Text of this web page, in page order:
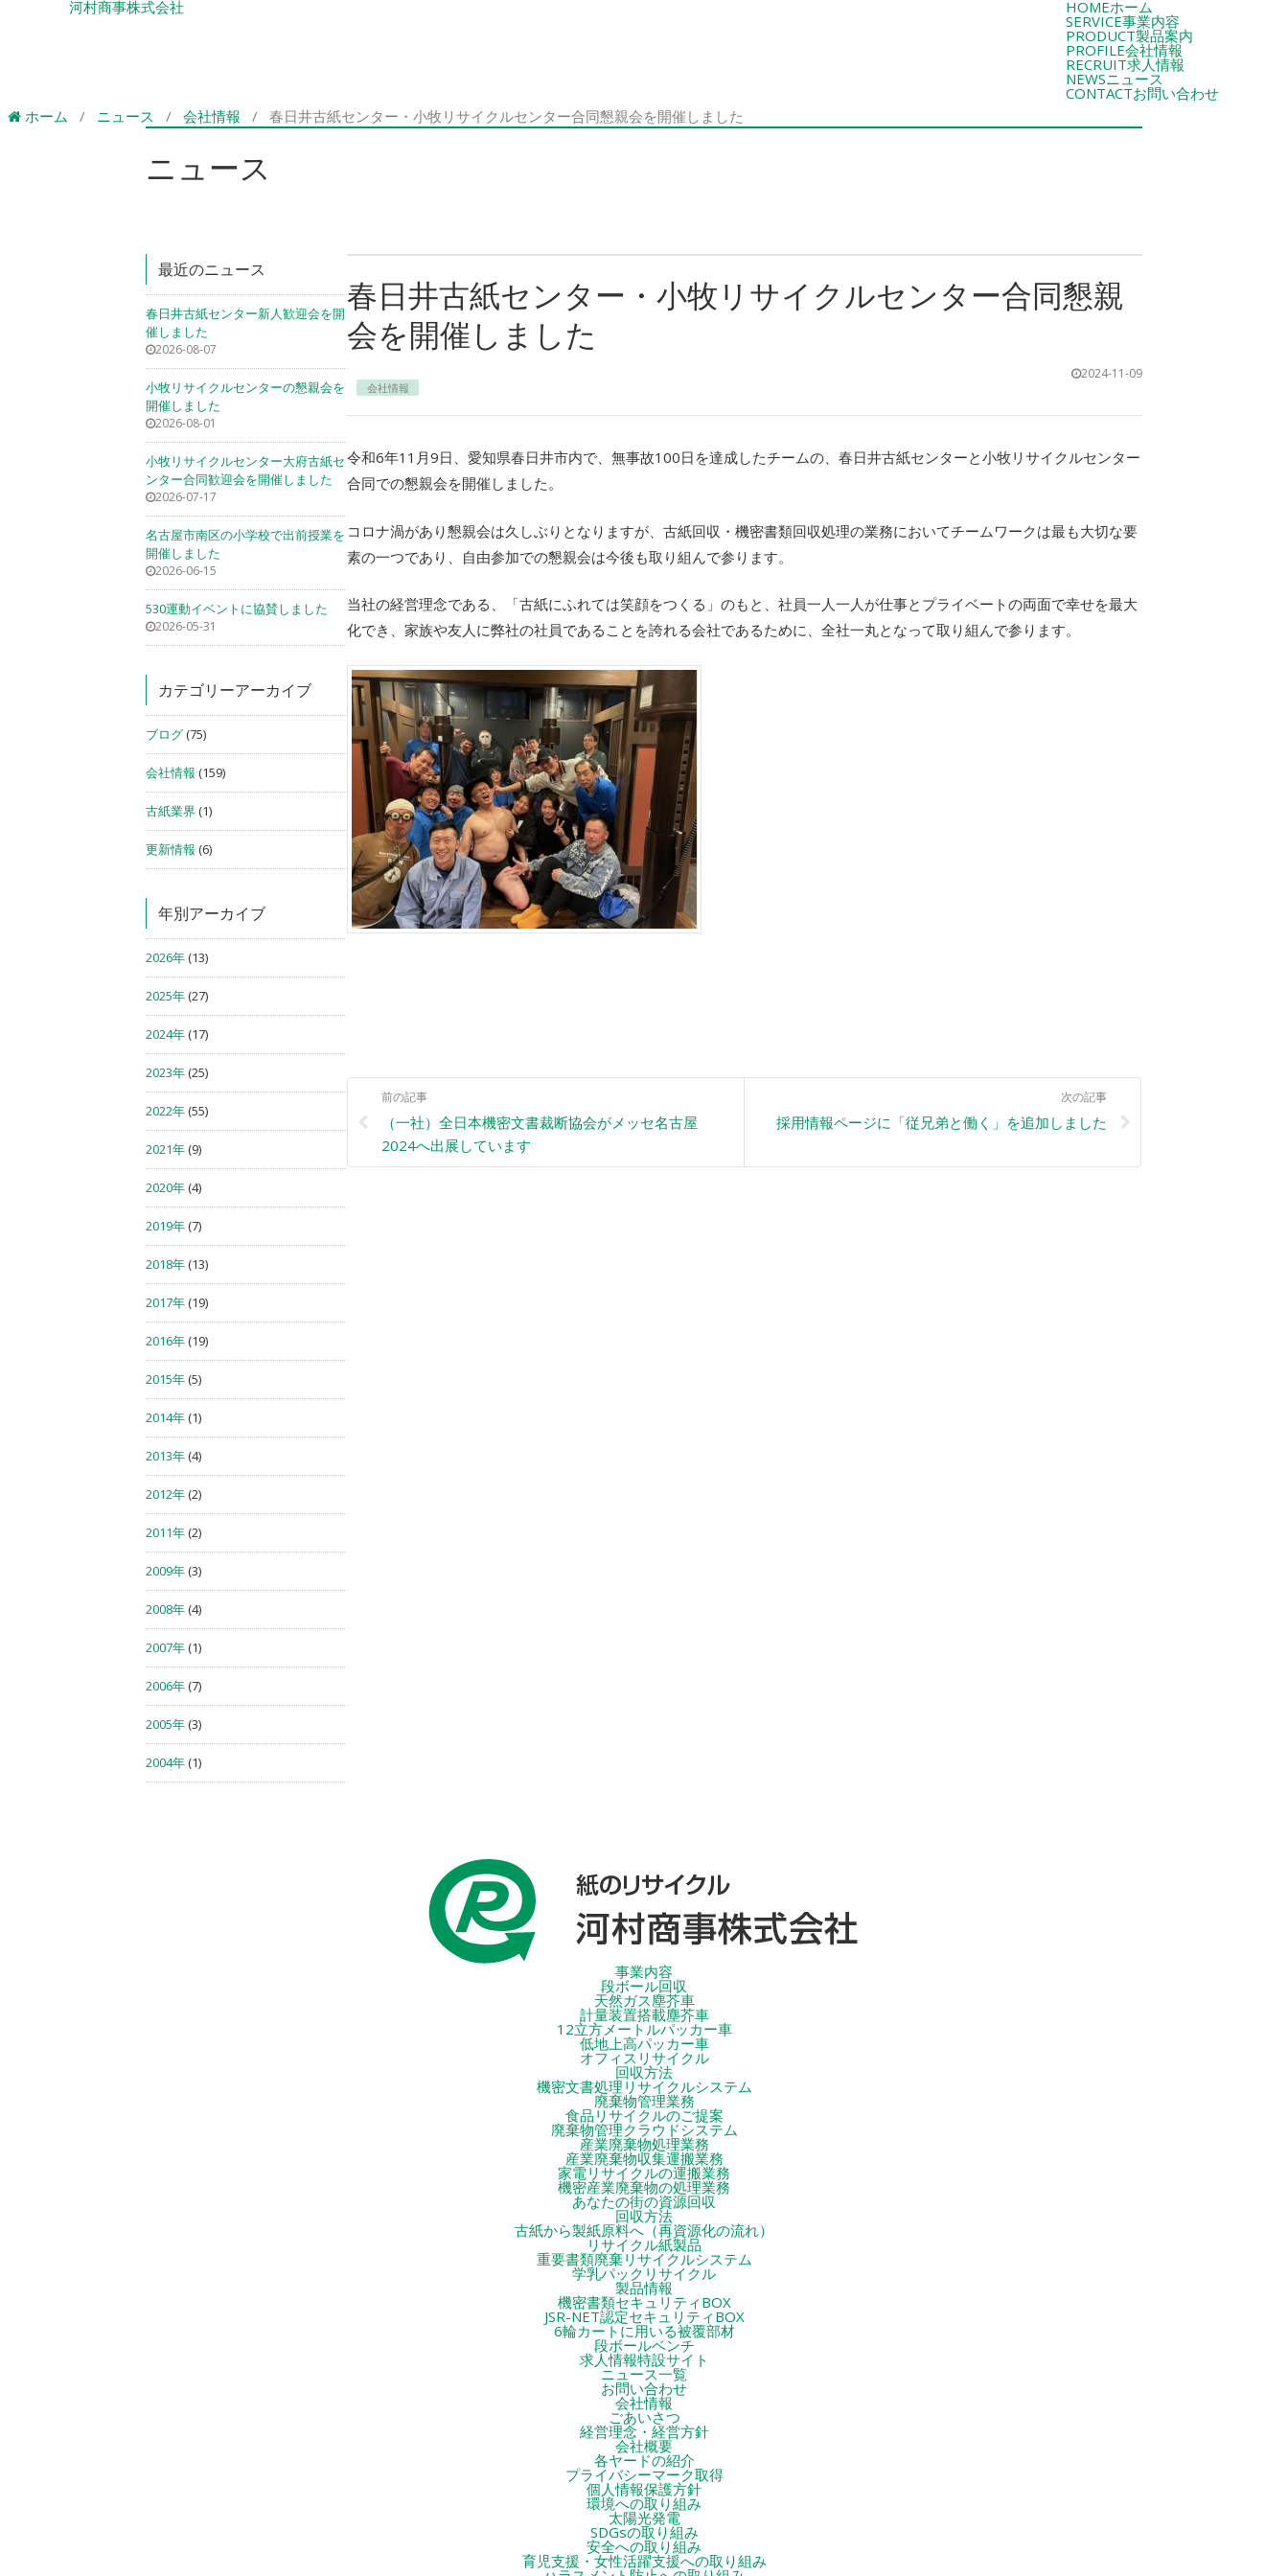
河村商事株式会社 HOMEホーム
SERVICE事業内容
PRODUCT製品案内
PROFILE会社情報
RECRUIT求人情報
NEWSニュース
CONTACTお問い合わせ
ホーム
/ ニュース / 会社情報 / 春日井古紙センター・小牧リサイクルセンター合同懇親会を開催しました
ニュース
春日井古紙センター・小牧リサイクルセンター合同懇親
会を開催しました
2024-11-09
会社情報
令和6年11月9日、愛知県春日井市内で、無事故100日を達成したチームの、春日井古紙センターと小牧リサイクルセンター
合同での懇親会を開催しました。
コロナ渦があり懇親会は久しぶりとなりますが、古紙回収・機密書類回収処理の業務においてチームワークは最も大切な要
素の一つであり、自由参加での懇親会は今後も取り組んで参ります。
当社の経営理念である、「古紙にふれては笑顔をつくる」のもと、社員一人一人が仕事とプライベートの両面で幸せを最大
化でき、家族や友人に弊社の社員であることを誇れる会社であるために、全社一丸となって取り組んで参ります。
前の記事
（一社）全日本機密文書裁断協会がメッセ名古屋
2024へ出展しています
次の記事
採用情報ページに「従兄弟と働く」を追加しました
最近のニュース
春日井古紙センター新人歓迎会を開
催しました
2026-08-07
小牧リサイクルセンターの懇親会を
開催しました
2026-08-01
小牧リサイクルセンター大府古紙セ
ンター合同歓迎会を開催しました
2026-07-17
名古屋市南区の小学校で出前授業を
開催しました
2026-06-15
530運動イベントに協賛しました
2026-05-31
カテゴリーアーカイブ
ブログ(75)
会社情報 (159)
古紙業界 (1)
更新情報 (6)
年別アーカイブ
2026年(13)
2025年(27)
2024年(17)
2023年(25)
2022年(55)
2021年(9)
2020年(4)
2019年(7)
2018年(13)
2017年(19)
2016年(19)
2015年(5)
2014年(1)
2013年(4)
2012年(2)
2011年(2)
2009年(3)
2008年(4)
2007年(1)
2006年(7)
2005年(3)
2004年(1)
事業内容
段ボール回収
天然ガス塵芥車
計量装置搭載塵芥車
12立方メートルパッカー車
低地上高パッカー車
オフィスリサイクル
回収方法
機密文書処理リサイクルシステム
廃棄物管理業務
食品リサイクルのご提案
廃棄物管理クラウドシステム
産業廃棄物処理業務
産業廃棄物収集運搬業務
家電リサイクルの運搬業務
機密産業廃棄物の処理業務
あなたの街の資源回収
回収方法
古紙から製紙原料へ（再資源化の流れ）
リサイクル紙製品
重要書類廃棄リサイクルシステム
学乳パックリサイクル
製品情報
機密書類セキュリティBOX
JSR-NET認定セキュリティBOX
6輪カートに用いる被覆部材
段ボールベンチ
求人情報特設サイト
ニュース一覧
お問い合わせ
会社情報
ごあいさつ
経営理念・経営方針
会社概要
各ヤードの紹介
プライバシーマーク取得
個人情報保護方針
環境への取り組み
太陽光発電
SDGsの取り組み
安全への取り組み
育児支援・女性活躍支援への取り組み